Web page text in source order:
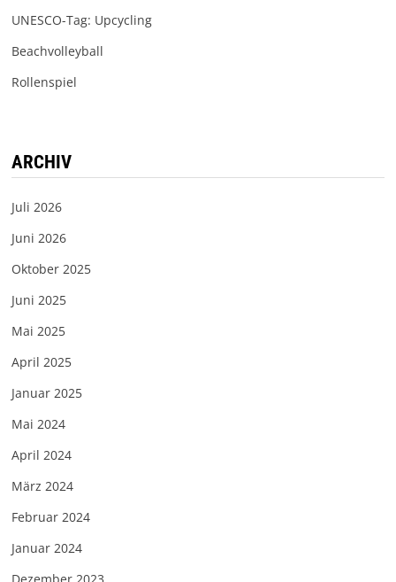
UNESCO-Tag: Upcycling
Beachvolleyball
Rollenspiel
ARCHIV
Juli 2026
Juni 2026
Oktober 2025
Juni 2025
Mai 2025
April 2025
Januar 2025
Mai 2024
April 2024
März 2024
Februar 2024
Januar 2024